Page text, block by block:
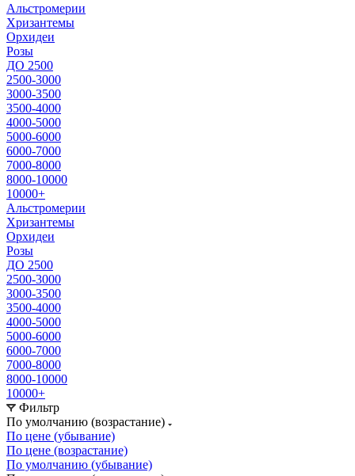
Альстромерии
Хризантемы
Орхидеи
Розы
ДО 2500
2500-3000
3000-3500
3500-4000
4000-5000
5000-6000
6000-7000
7000-8000
8000-10000
10000+
Альстромерии
Хризантемы
Орхидеи
Розы
ДО 2500
2500-3000
3000-3500
3500-4000
4000-5000
5000-6000
6000-7000
7000-8000
8000-10000
10000+
Фильтр
По умолчанию (возрастание)
По цене (убывание)
По цене (возрастание)
По умолчанию (убывание)